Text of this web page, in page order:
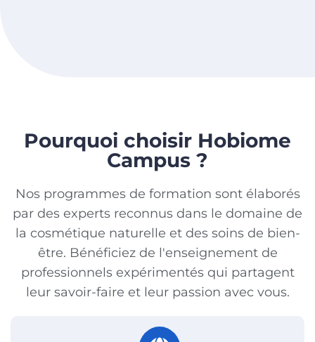
Pourquoi choisir Hobiome
Campus ?
Nos programmes de formation sont élaborés
par des experts reconnus dans le domaine de
la cosmétique naturelle et des soins de bien-
être. Bénéficiez de l'enseignement de
professionnels expérimentés qui partagent
leur savoir-faire et leur passion avec vous.